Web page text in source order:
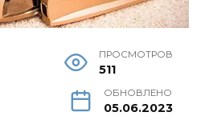
ПРОСМОТРОВ
511
ОБНОВЛЕНО
05.06.2023